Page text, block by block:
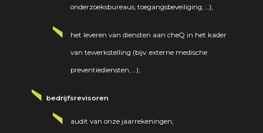
onderzoeksbureaus, toegangsbeveiliging, …);
het leveren van diensten aan cheQ in het kader
van tewerkstelling (bijv. externe medische
preventiediensten, …);
bedrijfsrevisoren
audit van onze jaarrekeningen;